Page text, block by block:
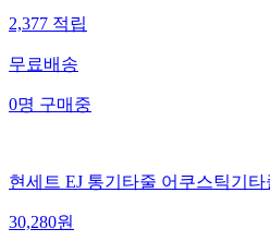
2,377적립
무료배송
0명구매중
현세트 EJ 통기타줄 어쿠스틱기
30,280원